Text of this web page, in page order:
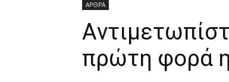
ΑΡΘΡΑ
πρώτη φορά η